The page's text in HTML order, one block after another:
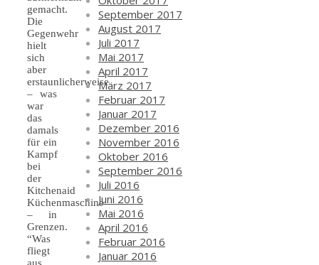
gemacht.
Die
Gegenwehr
hielt
sich
aber
erstaunlicherweise
– was
war
das
damals
für ein
Kampf
bei
der
Kitchenaid
Küchenmaschine
– in
Grenzen.
“Was
fliegt
September 2017
August 2017
Juli 2017
Mai 2017
April 2017
März 2017
Februar 2017
Januar 2017
Dezember 2016
November 2016
Oktober 2016
September 2016
Juli 2016
Juni 2016
Mai 2016
April 2016
Februar 2016
Januar 2016